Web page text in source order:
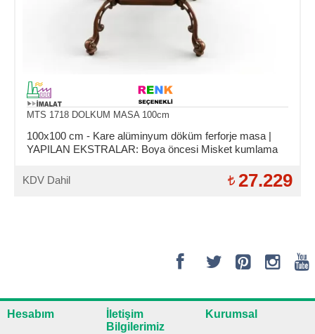
MTS 1718 DOLKUM MASA 100cm
100x100 cm - Kare alüminyum döküm ferforje masa |
YAPILAN EKSTRALAR: Boya öncesi Misket kumlama
KDV Dahil
27.229
Hesabım
İletişim
Bilgilerimiz
Kurumsal